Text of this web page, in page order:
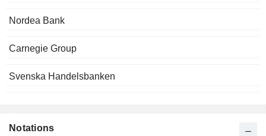
Nordea Bank
Carnegie Group
Svenska Handelsbanken
Notations